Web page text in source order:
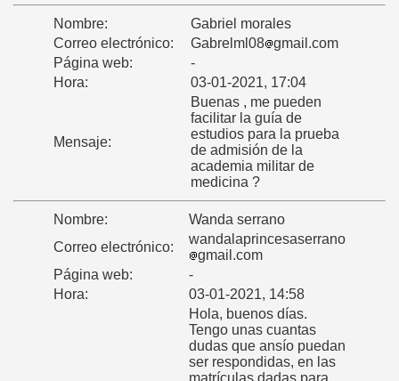
Nombre:
Gabriel morales
Correo electrónico:
Gabrelml08 gmail.com
Página web:
-
Hora:
03-01-2021, 17:04
Mensaje:
Buenas , me pueden
facilitar la guía de
estudios para la prueba
de admisión de la
academia militar de
medicina ?
Nombre:
Wanda serrano
Correo electrónico:
wandalaprincesaserrano
gmail.com
Página web:
-
Hora:
03-01-2021, 14:58
Hola, buenos días.
Tengo unas cuantas
dudas que ansío puedan
ser respondidas, en las
que sacar?
FEMENINAS
de ingreso?